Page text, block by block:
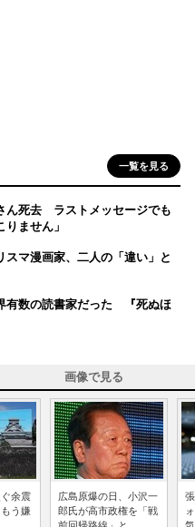
一覧を見る
ん死去 ラストメッセージでも
ません」
マ漫画家、二人の「違い」と
有数の読書家だった 『死ぬほ
画像で見る
余震
う嫌
広島原爆の日、小沢一
郎氏が高市政権を「戦